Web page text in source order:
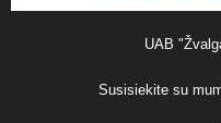
UAB
Susisiekite su